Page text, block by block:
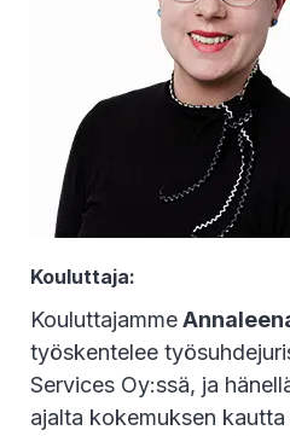
Kouluttaja:
Kouluttajamme
työskentelee
Services Oy:ssä, ja
ajalta kokemuksen